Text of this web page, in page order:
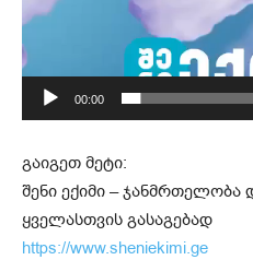
00:00
გაიგეთ მეტი:
შენი ექიმი – ჯანმრთელობა
ყველასთვის გასაგებად
https://www.sheniekimi.ge